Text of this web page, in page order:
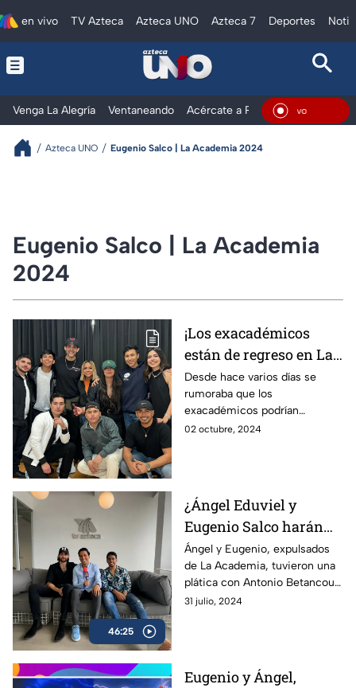
en vivo TV Azteca Azteca UNO Azteca 7 Deportes
Venga La Alegría Ventaneando Acércate a Rocío Al Extremo
En Vivo
Azteca UNO Eugenio Salco | La Academia 2024
Eugenio Salco | La Academia
2024
¡Los exacadémicos
están de regreso en La
Academia 2024!
Desde hace varios días se
rumoraba que los
exacadémicos podrían
regresar para la gran final, ¡y
2024.
02 octubre, 2024
46:25
¿Ángel Eduviel y
Eugenio Salco harán
una colaboración?
Ángel y Eugenio, expulsados
de La Academia, tuvieron una
plática con Antonio Betancourt
y platicaron sobre su recorrido
31 julio, 2024
Eugenio y Ángel,